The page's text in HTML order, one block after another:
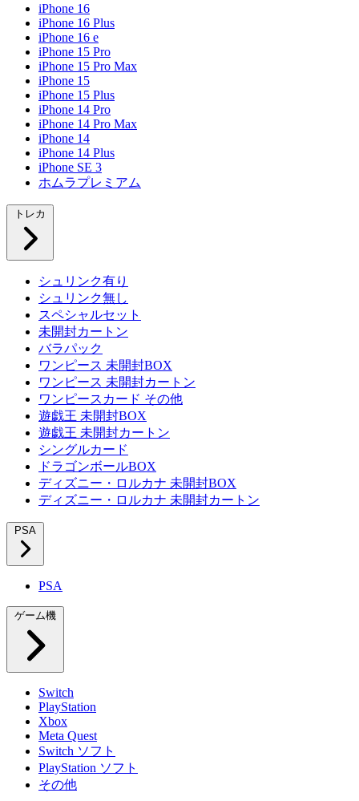
iPhone 16
iPhone 16 Plus
iPhone 16 e
iPhone 15 Pro
iPhone 15 Pro Max
iPhone 15
iPhone 15 Plus
iPhone 14 Pro
iPhone 14 Pro Max
iPhone 14
iPhone 14 Plus
iPhone SE 3
ホムラプレミアム
トレカ
シュリンク有り
シュリンク無し
スペシャルセット
未開封カートン
バラパック
ワンピース 未開封BOX
ワンピース 未開封カートン
ワンピースカード その他
遊戯王 未開封BOX
遊戯王 未開封カートン
シングルカード
ドラゴンボールBOX
ディズニー・ロルカナ 未開封BOX
ディズニー・ロルカナ 未開封カートン
PSA
PSA
ゲーム機
Switch
PlayStation
Xbox
Meta Quest
Switch ソフト
PlayStation ソフト
その他